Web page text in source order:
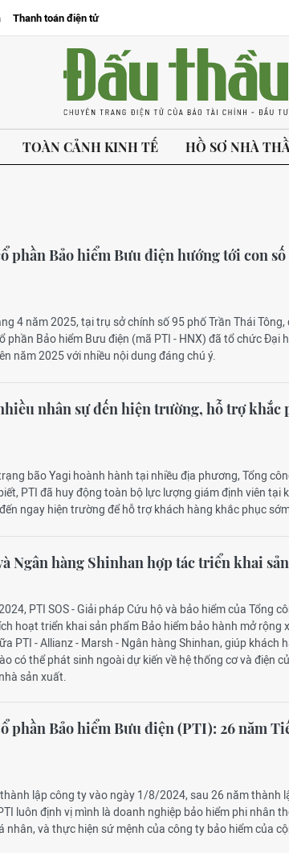
Thanh toán điện tử
TOÀN CẢNH KINH TẾ HỒ SƠ NHÀ
phần Bảo hiểm Bưu điện hướng tới con
4 năm 2025, tại trụ sở chính số 95 phố Trần Thái Tông,
phần Bảo hiểm Bưu điện (mã PTI - HNX) đã tổ chức Đại
năm 2025 với nhiều nội dung đáng chú ý.
nhân sự đến hiện trường, hỗ trợ khắc
bão Yagi hoành hành tại nhiều địa phương, Tổng
PTI đã huy động toàn bộ lực lượng giám định viên tại
ngay hiện trường để hỗ trợ khách hàng khắc phục
Ngân hàng Shinhan hợp tác triển khai
PTI SOS - Giải pháp Cứu hộ và bảo hiểm của Tổng
hoạt triển khai sản phẩm Bảo hiểm bảo hành mở rộng
PTI - Allianz - Marsh - Ngân hàng Shinhan, giúp khách
có thể phát sinh ngoài dự kiến về hệ thống cơ và điện
sản xuất.
phần Bảo hiểm Bưu điện (PTI): 26 năm
thành lập công ty vào ngày 1/8/2024, sau 26 năm thành
luôn định vị mình là doanh nghiệp bảo hiểm phi nhân
nhân, và thực hiện sứ mệnh của công ty bảo hiểm của